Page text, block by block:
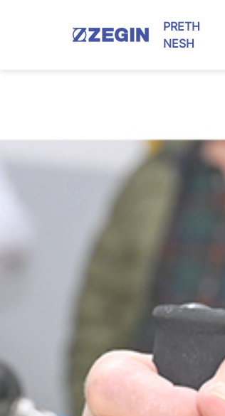
PRETH
NESH